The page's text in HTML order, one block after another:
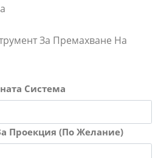
За Премахване На
Система
Проекция (По Желание)